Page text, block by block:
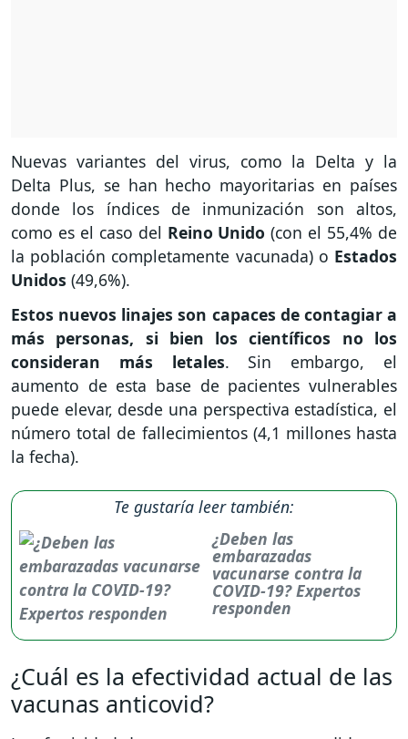
Nuevas variantes del virus, como la Delta y la
Delta Plus, se han hecho mayoritarias en países
donde los índices de inmunización son altos,
como es el caso del Reino Unido(con el 55,4% de
la población completamente vacunada) o Estados
Unidos (49,6%).
Estos nuevos linajes son capaces de contagiar a
más personas, si bien los científicos no los
consideran más letales. Sin embargo, el
aumento de esta base de pacientes vulnerables
puede elevar, desde una perspectiva estadística, el
número total de fallecimientos (4,1 millones hasta
la fecha).
Te gustaría leer también:
¿Deben las
embarazadas
vacunarse contra la
COVID-19? Expertos
responden
¿Cuál es la efectividad actual de las
vacunas anticovid?